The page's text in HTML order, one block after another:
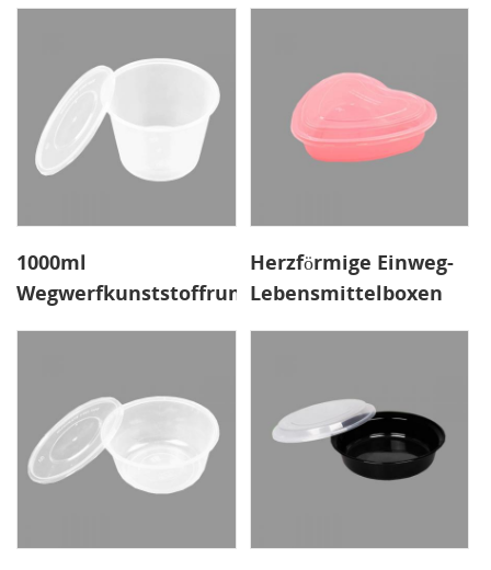
1000ml
Wegwerfkunststoffrunde
Herzförmige Einweg-
Lebensmittelboxen